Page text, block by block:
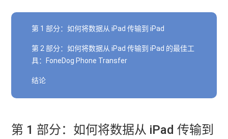
第 1 部分：如何将数据从 iPad 传输到 iPad
第 2 部分：如何将数据从 iPad 传输到 iPad 的最佳工
具：FoneDog Phone Transfer
结论
第 1 部分：如何将数据从 iPad 传输到